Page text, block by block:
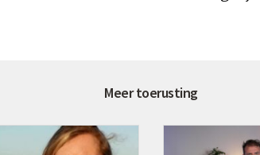
Meer toerusting